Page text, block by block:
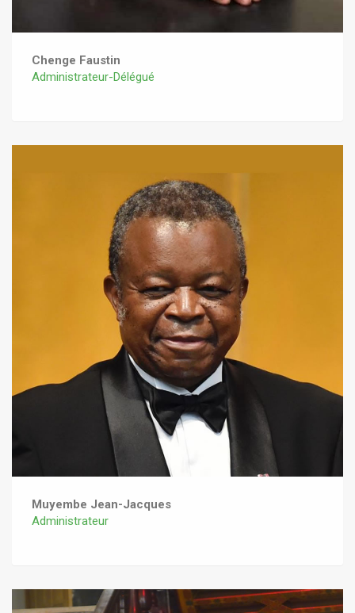
Chenge Faustin
Administrateur-Délégué
Muyembe Jean-Jacques
Administrateur